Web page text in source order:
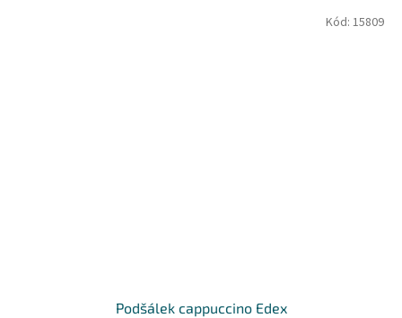
Podšálek cappuccino Edex
Kód: 15809